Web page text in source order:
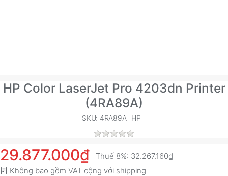
HP Color LaserJet Pro 4203dn Printer
(4RA89A)
SKU: 4RA89A HP
29.877.000₫ Thuế 8%: 32.267.160₫
Không bao gồm VAT cộng với shipping